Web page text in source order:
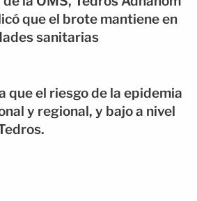
que el brote mantiene en
sanitarias
que el riesgo de la epidemia
y regional, y bajo a nivel